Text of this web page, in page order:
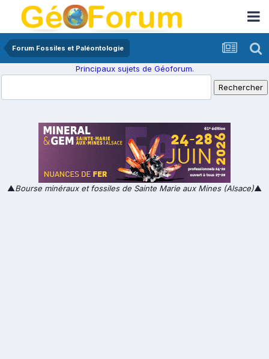
Forum Fossiles et Paléontologie
Principaux sujets de Géoforum.
▲Bourse minéraux et fossiles de Sainte Marie aux Mines (Alsace)▲